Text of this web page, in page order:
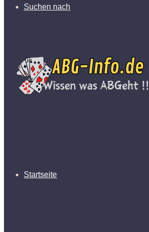
Suchen nach
Startseite